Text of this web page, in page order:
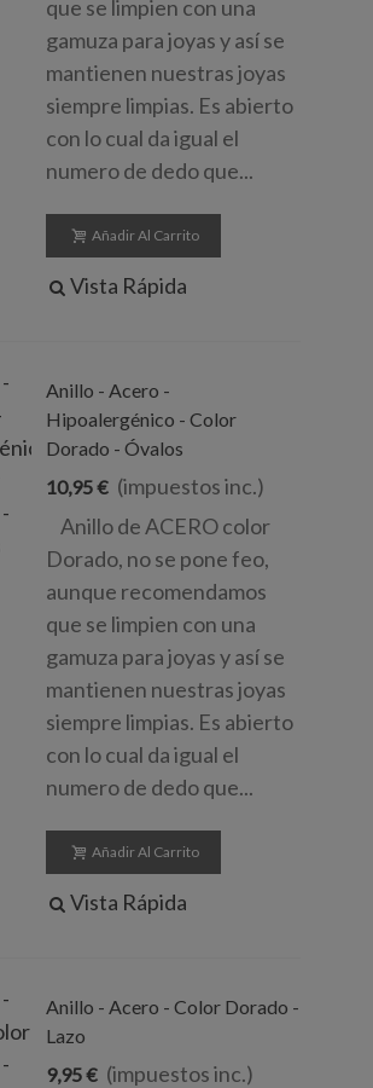
que se limpien con una
gamuza para joyas y así se
mantienen nuestras joyas
siempre limpias. Es abierto
con lo cual da igual el
numero de dedo que...
Añadir Al Carrito
Vista Rápida
Anillo - Acero -
Hipoalergénico - Color
Dorado - Óvalos
10,95 € (impuestos inc.)
Anillo de ACERO color
Dorado, no se pone feo,
aunque recomendamos
que se limpien con una
gamuza para joyas y así se
mantienen nuestras joyas
siempre limpias. Es abierto
con lo cual da igual el
numero de dedo que...
Añadir Al Carrito
Vista Rápida
Anillo - Acero - Color Dorado -
Lazo
9,95 € (impuestos inc.)